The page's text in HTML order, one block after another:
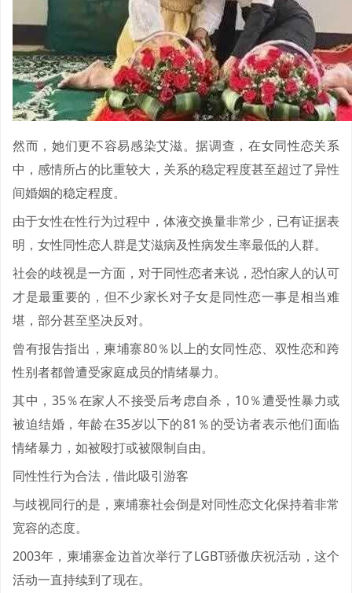
然而，她们更不容易感染艾滋。据调查，在女同性恋关系
中，感情所占的比重较大，关系的稳定程度甚至超过了异性
间婚姻的稳定程度。
由于女性在性行为过程中，体液交换量非常少，已有证据表
明，女性同性恋人群是艾滋病及性病发生率最低的人群。
社会的歧视是一方面，对于同性恋者来说，恐怕家人的认可
才是最重要的，但不少家长对子女是同性恋一事是相当难
堪，部分甚至坚决反对。
曾有报告指出，柬埔寨80％以上的女同性恋、双性恋和跨
性别者都曾遭受家庭成员的情绪暴力。
其中，35％在家人不接受后考虑自杀，10％遭受性暴力或
被迫结婚，年龄在35岁以下的81％的受访者表示他们面临
情绪暴力，如被殴打或被限制自由。
同性性行为合法，借此吸引游客
与歧视同行的是，柬埔寨社会倒是对同性恋文化保持着非常
宽容的态度。
2003年，柬埔寨金边首次举行了LGBT骄傲庆祝活动，这个
活动一直持续到了现在。